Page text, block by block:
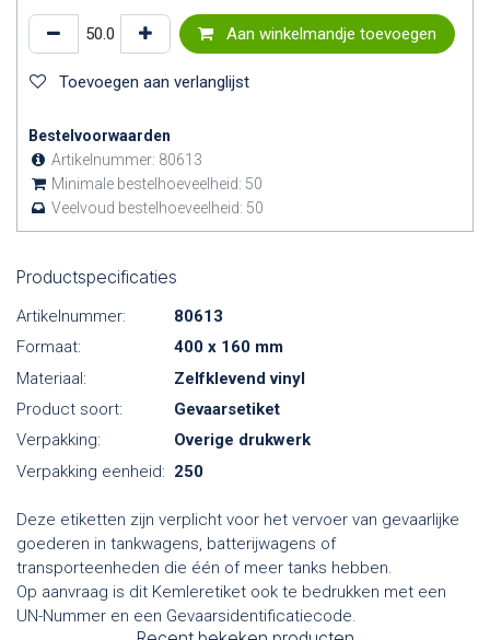
Aan winkelmandje toevoegen
Toevoegen aan verlanglijst
Bestelvoorwaarden
Artikelnummer: 80613
Minimale bestelhoeveelheid: 50
Veelvoud bestelhoeveelheid: 50
Productspecificaties
Artikelnummer:
80613
Formaat:
400 x 160 mm
Materiaal:
Zelfklevend vinyl
Product soort:
Gevaarsetiket
Verpakking:
Overige drukwerk
Verpakking eenheid: 250
Deze etiketten zijn verplicht voor het vervoer van gevaarlijke
goederen in tankwagens, batterijwagens of
transporteenheden die één of meer tanks hebben.
Op aanvraag is dit Kemleretiket ook te bedrukken met een
UN-Nummer en een Gevaarsidentificatiecode.